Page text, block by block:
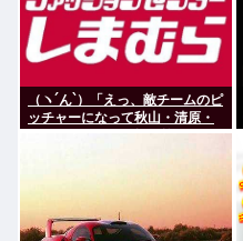
（ヽ´ん`）「えっ、敵チームのピ
ッチャーになって秋山・清原・
デストラーデを三振に抑えたら